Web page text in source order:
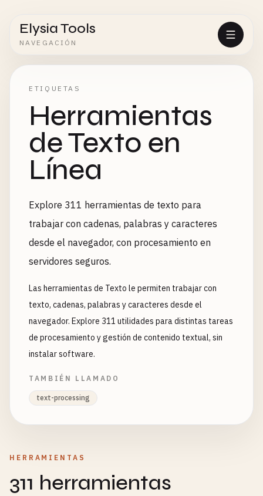
Elysia Tools
NAVEGACIÓN
ETIQUETAS
Herramientas
de Texto en
Línea
Explore 311 herramientas de texto para
trabajar con cadenas, palabras y caracteres
desde el navegador, con procesamiento en
servidores seguros.
Las herramientas de Texto le permiten trabajar con
texto, cadenas, palabras y caracteres desde el
navegador. Explore 311 utilidades para distintas tareas
de procesamiento y gestión de contenido textual, sin
instalar software.
TAMBIÉN LLAMADO
text-processing
HERRAMIENTAS
311 herramientas